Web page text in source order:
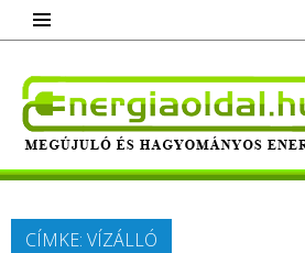
content
Megújuló és
Minden, ami energia!
CÍMKE: VÍZÁLLÓ